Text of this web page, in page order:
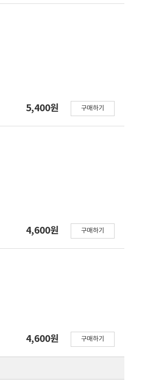
5,400원 구매하기
4,600원 구매하기
4,600원 구매하기